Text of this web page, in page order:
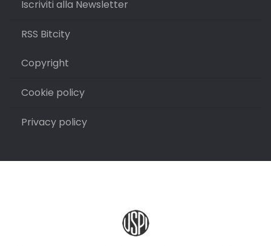
Iscriviti alla Newsletter
RSS Bitcity
Copyright
Cookie policy
Privacy policy